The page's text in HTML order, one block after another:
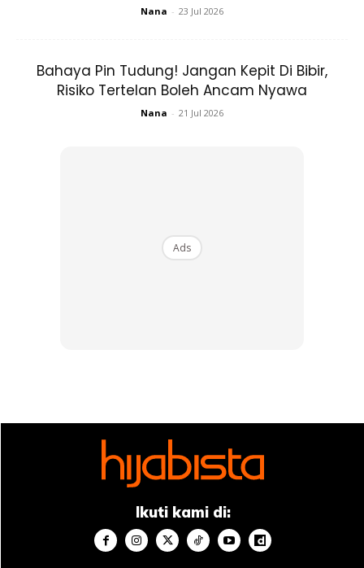
Sudah pasti ia menjadi tumpuan netizen apabila melihat
kemesraan dan kemanisan pasangan sejoli ini. Ha! Ternyata
Nana - 23 Jul 2026
Bahaya Pin Tudung! Jangan Kepit Di Bibir,
Risiko Tertelan Boleh Ancam Nyawa
Nana - 21 Jul 2026
Ads
Ikuti kami di: